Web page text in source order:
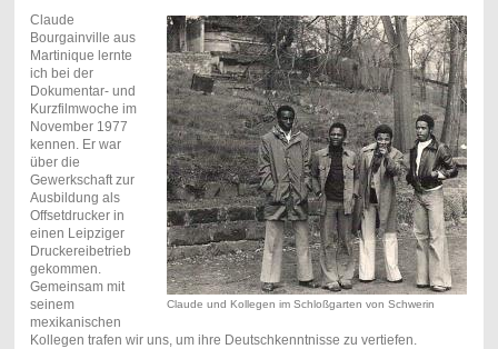
Claude und Kollegen im Schloßgarten von Schwerin
Claude
Bourgainville aus
Martinique lernte
ich bei der
Dokumentar- und
Kurzfilmwoche im
November 1977
kennen. Er war
über die
Gewerkschaft zur
Ausbildung als
Offsetdrucker in
einen Leipziger
Druckereibetrieb
gekommen.
Gemeinsam mit
seinem
mexikanischen
Kollegen trafen wir uns, um ihre Deutschkenntnisse zu vertiefen.